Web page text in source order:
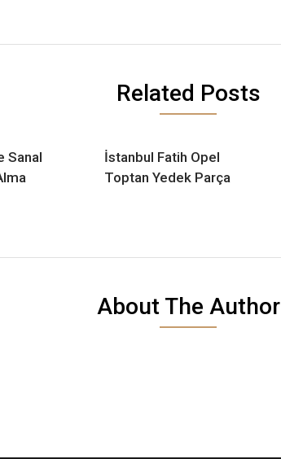
Related Posts
Sanal
İstanbul Fatih Opel
Toptan Yedek Parça
About The Author